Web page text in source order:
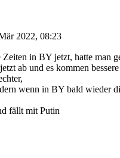
2022, 08:23
in BY jetzt, hatte man
ab und es kommen
wenn in BY bald wieder
fällt mit Putin